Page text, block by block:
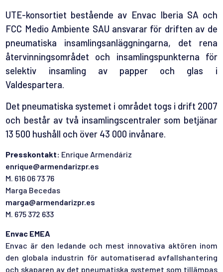
UTE-konsortiet bestående av Envac Iberia SA och
FCC Medio Ambiente SAU ansvarar för driften av de
pneumatiska insamlingsanläggningarna, det rena
återvinningsområdet och insamlingspunkterna för
selektiv insamling av papper och glas i
Valdespartera.
Det pneumatiska systemet i området togs i drift 2007
och består av två insamlingscentraler som betjänar
13 500 hushåll och över 43 000 invånare.
Presskontakt: Enrique Armendáriz
enrique@armendarizpr.es
M. 616 06 73 76
Marga Becedas
marga@armendarizpr.es
M. 675 372 633
Envac EMEA
Envac är den ledande och mest innovativa aktören inom
den globala industrin för automatiserad avfallshantering
och skaparen av det pneumatiska systemet som tillämpas